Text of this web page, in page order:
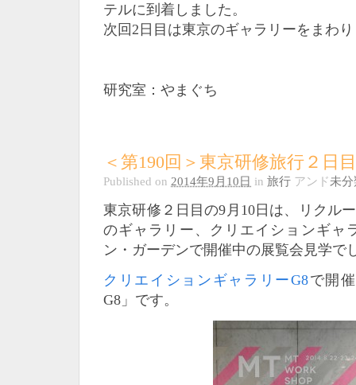
テルに到着しました。
次回2日目は東京のギャラリーをまわ
研究室：やまぐち
＜第190回＞東京研修旅行２日目
Published on 2014年9月10日 in 旅行 アンド未分
東京研修２日目の9月10日は、リクル
のギャラリー、クリエイションギャ
ン・ガーデンで開催中の展覧会見学で
クリエイションギャラリーG8で開
G8」です。